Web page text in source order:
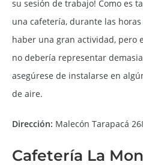
su sesión de trabajo! Como es
una cafetería, durante las
haber una gran actividad, pero
no debería representar
asegúrese de instalarse en
de aire.
Dirección: Malecón Tarapacá
Cafetería La